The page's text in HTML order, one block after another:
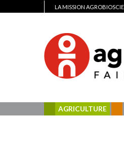
LA MISSION
AGRICULTURE